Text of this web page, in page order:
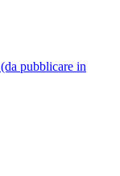
pubblicare in